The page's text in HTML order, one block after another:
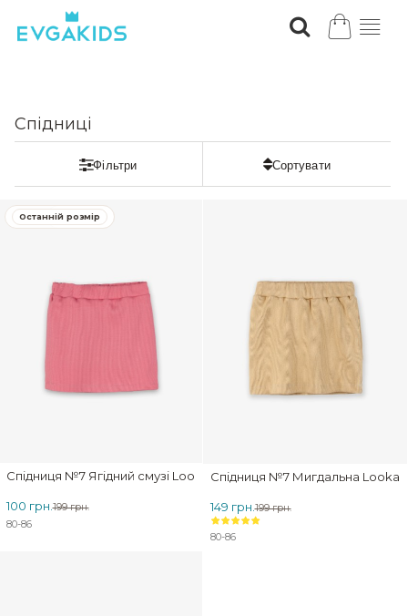
Спідниці
ЗНИЖКА
Останній розмір
Спідниця №7 Ягідний смузі Lookasi
199 грн.
100 грн.
80-86
Спiдниця №7 Мигдальна Lookasi
199 грн.
149 грн.
80-86